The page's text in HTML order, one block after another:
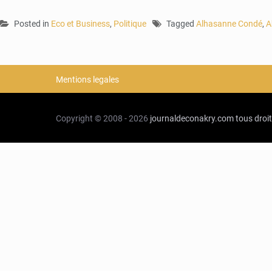
Posted in Eco et Business, Politique Tagged Alhasanne Condé,
Mentions legales
Copyright © 2008 - 2026 journaldeconakry.comtous